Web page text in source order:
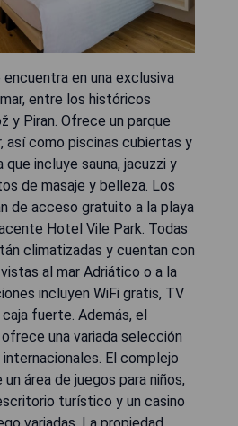
en una exclusiva
entre los históricos
y Piran. Ofrece un parque
así como piscinas cubiertas y
que incluye sauna, jacuzzi y
de masaje y belleza. Los
de acceso gratuito a la playa
Hotel Vile Park. Todas
climatizadas y cuentan con
al mar Adriático o a la
incluyen WiFi gratis, TV
fuerte. Además, el
una variada selección
El complejo
área de juegos para niños,
turístico y un casino